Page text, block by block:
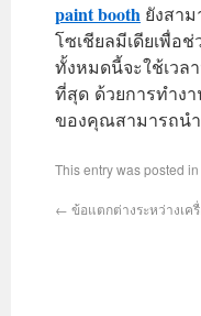
paint booth ยังสา
โซเชียลมีเดียเพื่อ
ทั้งหมดนี้จะใช้เวล
ที่สุด ด้วยการทำง
ของคุณสามารถนำ
This entry was posted in
← ข้อแตกต่างระหว่างเค